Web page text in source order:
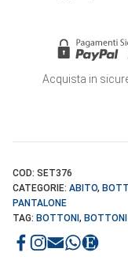
Acquista in
COD: SET376
CATEGORIE: ABITO,
PANTALONE
TAG: BOTTONI ,